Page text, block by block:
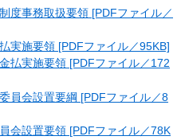
度事務取扱要領 [PDFファイル／
実施要領 [PDFファイル／95KB]
払実施要領 [PDFファイル／172
員会設置要綱 [PDFファイル／8
会設置要領 [PDFファイル／78K